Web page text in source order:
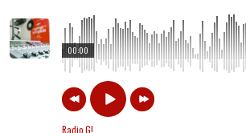
00:00
Radio G!